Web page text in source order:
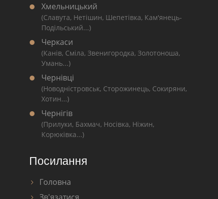
Хмельницький
(Славута, Нетішин, Шепетівка, Кам'янець-
Подільський...)
Черкаси
(Канів, Сміла, Звенигородка, Золотоноша,
Умань...)
Чернівці
(Новодністровськ, Сторожинець, Сокиряни,
Хотин...)
Чернігів
(Прилуки, Бахмач, Носівка, Ніжин,
Корюківка...)
Посилання
Головна